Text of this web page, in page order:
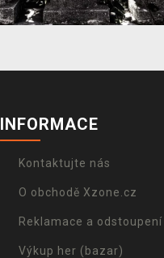
INFORMACE
Kontaktujte nás
O obchodě Xzone.cz
Reklamace a odstoupení
Výkup her (bazar)